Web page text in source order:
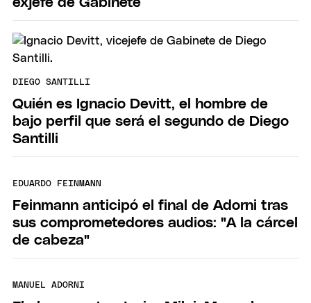
DIEGO SANTILLI
Quién es Ignacio Devitt, el hombre de
bajo perfil que será el segundo de Diego
Santilli
EDUARDO FEINMANN
Feinmann anticipó el final de Adorni tras
sus comprometedores audios: "A la cárcel
de cabeza"
MANUEL ADORNI